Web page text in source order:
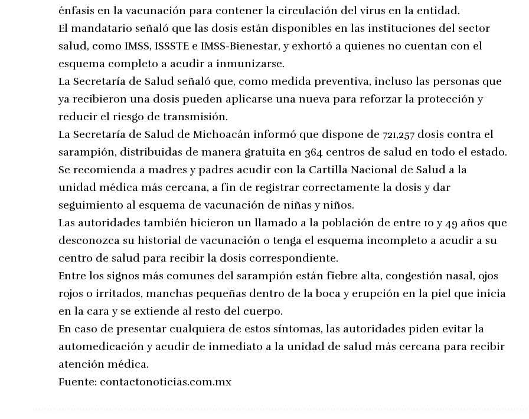
énfasis en la vacunación para contener la circulación del virus en la entidad.
El mandatario señaló que las dosis están disponibles en las instituciones del sector
salud, como IMSS, ISSSTE e IMSS-Bienestar, y exhortó a quienes no cuentan con el
esquema completo a acudir a inmunizarse.
La Secretaría de Salud señaló que, como medida preventiva, incluso las personas que
ya recibieron una dosis pueden aplicarse una nueva para reforzar la protección y
reducir el riesgo de transmisión.
La Secretaría de Salud de Michoacán informó que dispone de 721,257 dosis contra el
sarampión, distribuidas de manera gratuita en 364 centros de salud en todo el estado.
Se recomienda a madres y padres acudir con la Cartilla Nacional de Salud a la
unidad médica más cercana, a fin de registrar correctamente la dosis y dar
seguimiento al esquema de vacunación de niñas y niños.
Las autoridades también hicieron un llamado a la población de entre 10 y 49 años que
desconozca su historial de vacunación o tenga el esquema incompleto a acudir a su
centro de salud para recibir la dosis correspondiente.
Entre los signos más comunes del sarampión están fiebre alta, congestión nasal, ojos
rojos o irritados, manchas pequeñas dentro de la boca y erupción en la piel que inicia
en la cara y se extiende al resto del cuerpo.
En caso de presentar cualquiera de estos síntomas, las autoridades piden evitar la
automedicación y acudir de inmediato a la unidad de salud más cercana para recibir
atención médica.
Fuente: contactonoticias.com.mx